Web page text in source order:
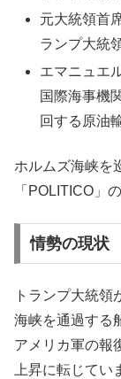
元大統領首
ランプ大統
エマニュエ
国際海事機
回する原油
ホルムズ海峡を
「POLITICO」
情勢の現状
トランプ大統
海峡を通過する
アメリカ軍の報
上昇に転じて